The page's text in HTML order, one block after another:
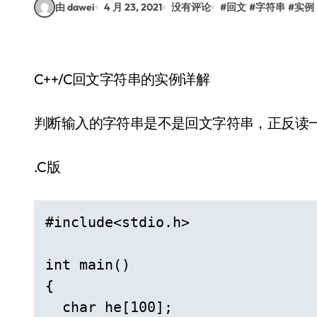
由 dawei 4 月 23, 2021 没有评论 #回文 #字符串 #实例
C++/C回文字符串的实例详解
判断输入的字符串是不是回文字符串，正反读
.C版
#include<stdio.h>
int main()
{
  char he[100];